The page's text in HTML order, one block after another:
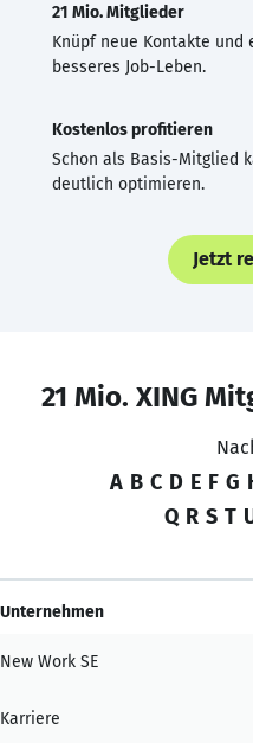
21 Mio. Mitglieder
Knüpf neue Kontakte
besseres Job-Leben.
Kostenlos profitieren
Schon als Basis-Mitglied
deutlich optimieren.
Jetzt
21 Mio. XING
A B C D E F G
Q R S T
Unternehmen
New Work SE
Karriere